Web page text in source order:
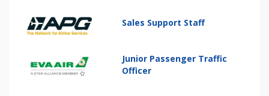
Sales Support Staff
Junior Passenger Traffic
Officer